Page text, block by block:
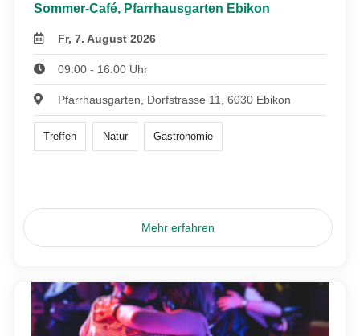
Sommer-Café, Pfarrhausgarten Ebikon
Fr, 7. August 2026
09:00 - 16:00 Uhr
Pfarrhausgarten, Dorfstrasse 11, 6030 Ebikon
Treffen Natur Gastronomie
Mehr erfahren